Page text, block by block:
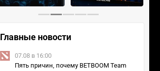
Главные новости
07.08 в 16:00
Пять причин, почему BETBOOM Team